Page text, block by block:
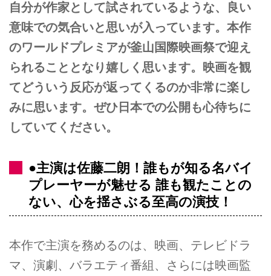
自分が作家として試されているような、良い
意味での気合いと思いが入っています。本作
のワールドプレミアが釜山国際映画祭で迎え
られることとなり嬉しく思います。映画を観
てどういう反応が返ってくるのか非常に楽し
みに思います。ぜひ日本での公開も心待ちに
していてください。
●主演は佐藤二朗！誰もが知る名バイ
プレーヤーが魅せる 誰も観たことの
ない、心を揺さぶる至高の演技！
本作で主演を務めるのは、映画、テレビドラ
マ、演劇、バラエティ番組、さらには映画監